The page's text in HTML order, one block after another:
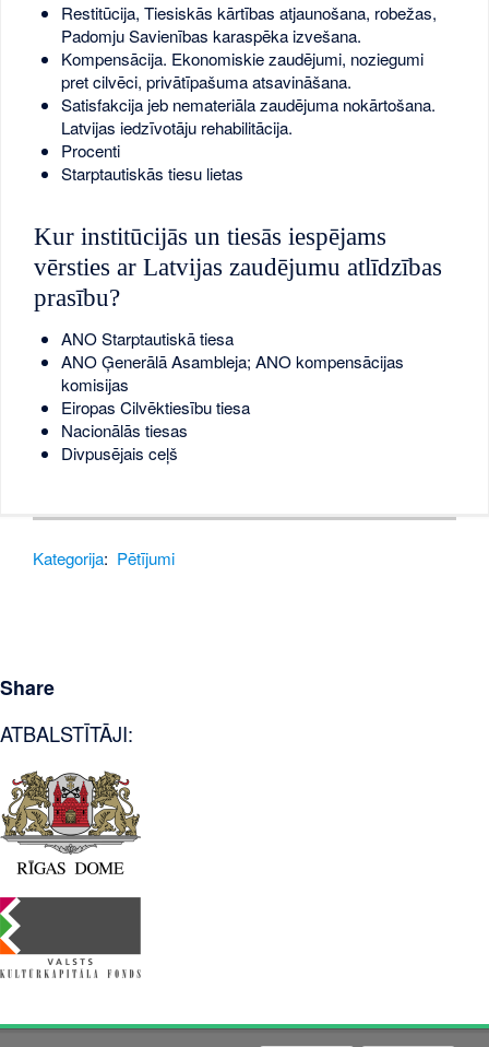
Restitūcija, Tiesiskās kārtības atjaunošana, robežas,
Padomju Savienības karaspēka izvešana.
Kompensācija. Ekonomiskie zaudējumi, noziegumi
pret cilvēci, privātīpašuma atsavināšana.
Satisfakcija jeb nemateriāla zaudējuma nokārtošana.
Latvijas iedzīvotāju rehabilitācija.
Procenti
Starptautiskās tiesu lietas
Kur institūcijās un tiesās iespējams
vērsties ar Latvijas zaudējumu atlīdzības
prasību?
ANO Starptautiskā tiesa
ANO Ģenerālā Asambleja; ANO kompensācijas
komisijas
Eiropas Cilvēktiesību tiesa
Nacionālās tiesas
Divpusējais ceļš
Kategorija: Pētījumi
Share
ATBALSTĪTĀJI: